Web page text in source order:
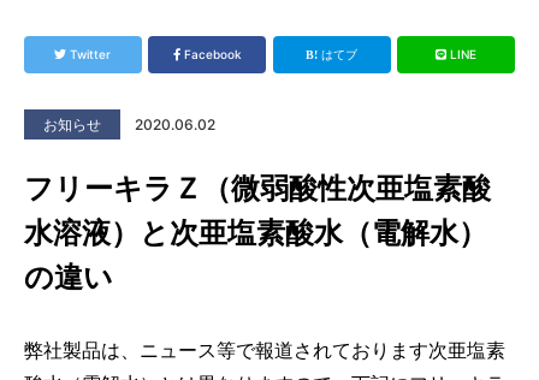
Twitter Facebook はてブ LINE
お知らせ 2020.06.02
フリーキラＺ（微弱酸性次亜塩素酸
水溶液）と次亜塩素酸水（電解水）
の違い
弊社製品は、ニュース等で報道されております次亜塩素